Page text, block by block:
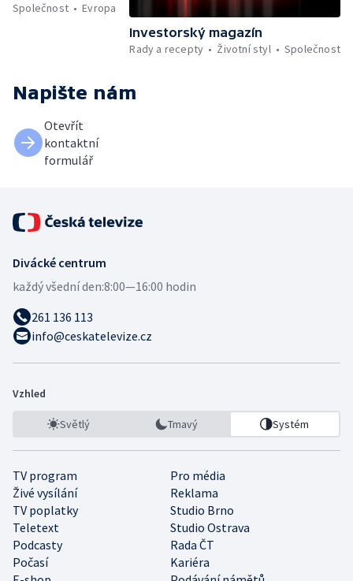
Společnost
Evropa
Investorský magazín
Rady a recepty
Životní styl Společnost
Napište nám
Otevřít
kontaktní
formulář
Divácké centrum
každý všední den:8:00—16:00 hodin
261 136 113
info@ceskatelevize.cz
Vzhled
Světlý Tmavý Systém
TV program
Pro média
Živé vysílání
Reklama
TV poplatky
Studio Brno
Teletext
Studio Ostrava
Podcasty
Rada ČT
Počasí
Kariéra